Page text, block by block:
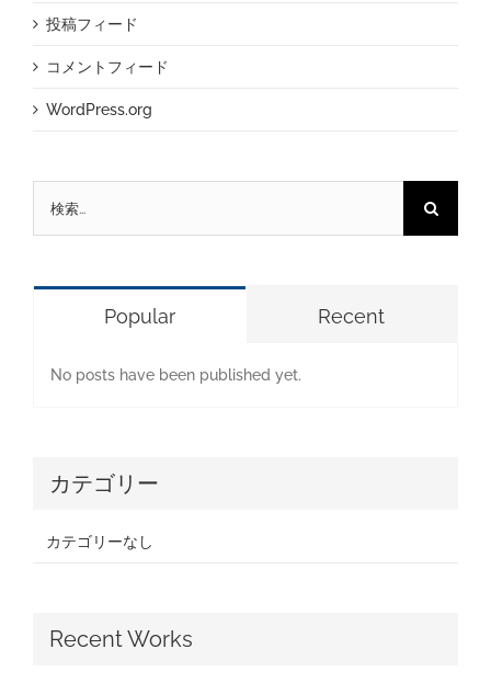
投稿フィード
コメントフィード
WordPress.org
Popular Recent
No posts have been published yet.
カテゴリー
カテゴリーなし
Recent Works